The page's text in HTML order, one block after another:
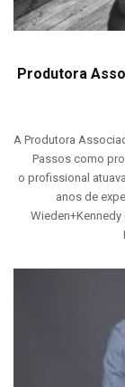
Produtora
A Produtora
Passos como
o profissional
anos de